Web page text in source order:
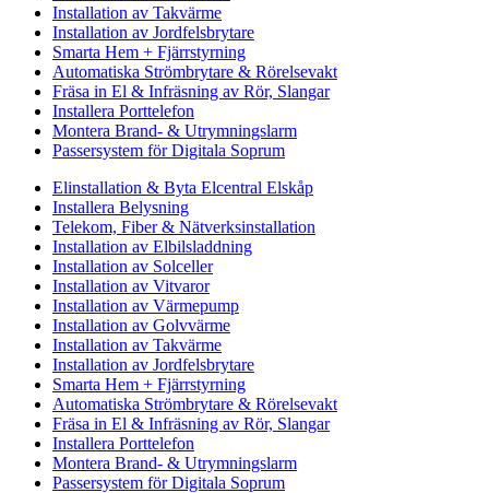
Installation av Takvärme
Installation av Jordfelsbrytare
Smarta Hem + Fjärrstyrning
Automatiska Strömbrytare & Rörelsevakt
Fräsa in El & Infräsning av Rör, Slangar
Installera Porttelefon
Montera Brand- & Utrymningslarm
Passersystem för Digitala Soprum
Elinstallation & Byta Elcentral Elskåp
Installera Belysning
Telekom, Fiber & Nätverksinstallation
Installation av Elbilsladdning
Installation av Solceller
Installation av Vitvaror
Installation av Värmepump
Installation av Golvvärme
Installation av Takvärme
Installation av Jordfelsbrytare
Smarta Hem + Fjärrstyrning
Automatiska Strömbrytare & Rörelsevakt
Fräsa in El & Infräsning av Rör, Slangar
Installera Porttelefon
Montera Brand- & Utrymningslarm
Passersystem för Digitala Soprum